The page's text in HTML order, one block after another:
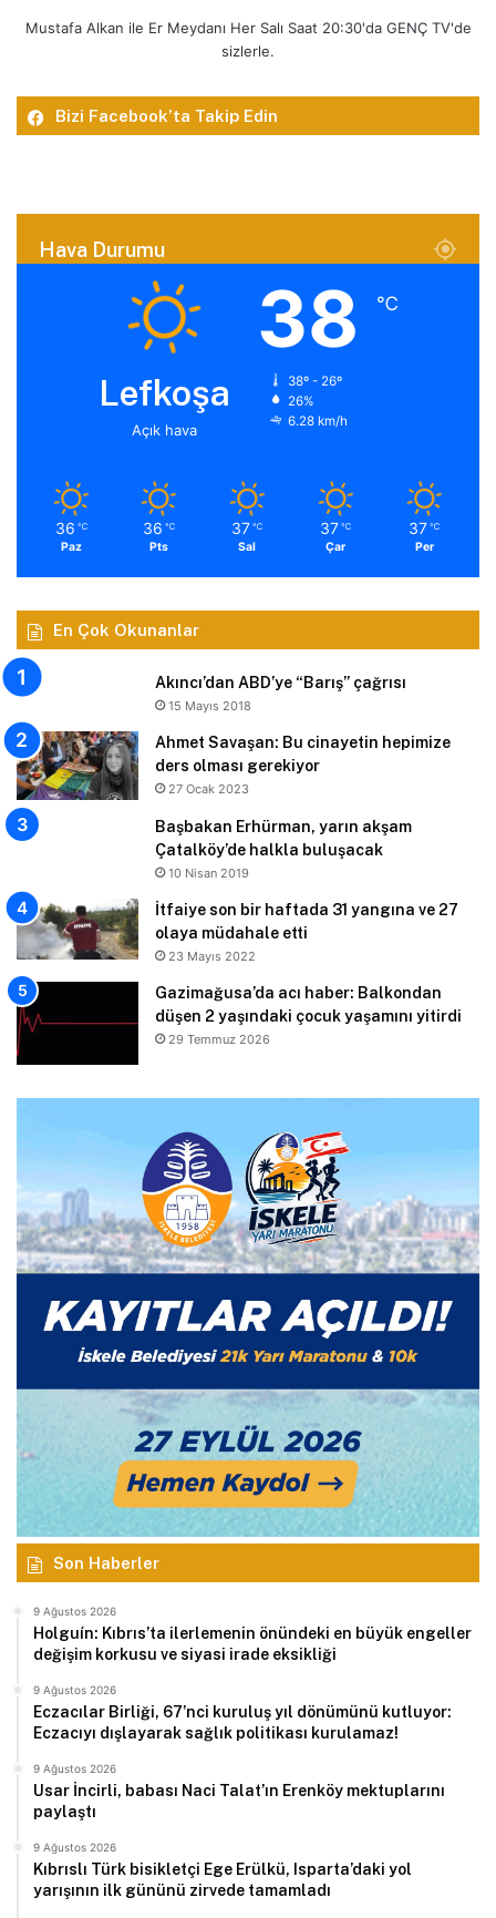
Mustafa Alkan ile Er Meydanı Her Salı Saat 20:30'da GENÇ TV'de
sizlerle.
Bizi Facebook’ta Takip Edin
Hava Durumu
Lefkoşa
Açık hava
38 ℃
38º - 26º
26%
6.28 km/h
36 ℃
Paz
36 ℃
Pts
37 ℃
Sal
37 ℃
Çar
37 ℃
Per
En Çok Okunanlar
Akıncı’dan ABD’ye “Barış” çağrısı
15 Mayıs 2018
Ahmet Savaşan: Bu cinayetin hepimize
ders olması gerekiyor
27 Ocak 2023
Başbakan Erhürman, yarın akşam
Çatalköy’de halkla buluşacak
10 Nisan 2019
İtfaiye son bir haftada 31 yangına ve 27
olaya müdahale etti
23 Mayıs 2022
Gazimağusa’da acı haber: Balkondan
düşen 2 yaşındaki çocuk yaşamını yitirdi
29 Temmuz 2026
Son Haberler
9 Ağustos 2026
Holguín: Kıbrıs’ta ilerlemenin önündeki en büyük engeller
değişim korkusu ve siyasi irade eksikliği
9 Ağustos 2026
Eczacılar Birliği, 67’nci kuruluş yıl dönümünü kutluyor:
Eczacıyı dışlayarak sağlık politikası kurulamaz!
9 Ağustos 2026
Usar İncirli, babası Naci Talat’ın Erenköy mektuplarını
paylaştı
9 Ağustos 2026
Kıbrıslı Türk bisikletçi Ege Erülkü, Isparta’daki yol
yarışının ilk gününü zirvede tamamladı